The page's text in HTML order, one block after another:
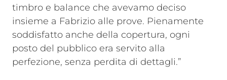
timbro e balance che avevamo deciso
insieme a Fabrizio alle prove. Pienamente
soddisfatto anche della copertura, ogni
posto del pubblico era servito alla
perfezione, senza perdita di dettagli.”